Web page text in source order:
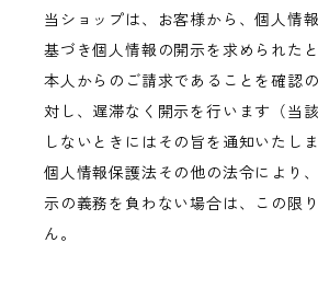
当ショップは、お客様から、個人情
基づき個人情報の開示を求められた
本人からのご請求であることを確認
対し、遅滞なく開示を行います（当
しないときにはその旨を通知いたし
個人情報保護法その他の法令により
示の義務を負わない場合は、この限
ん。